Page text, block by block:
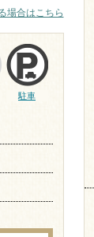
場合はこちら
駐車